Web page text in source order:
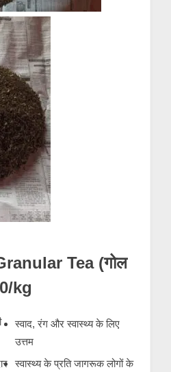
Tea (गोल
kg
स्वाद, रंग और स्वास्थ्य के लिए
उत्तम
स्वास्थ्य के प्रति जागरूक लोगों के